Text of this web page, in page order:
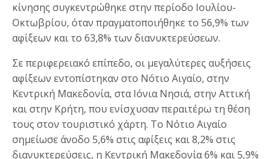
κίνησης συγκεντρώθηκε στην περίοδο Ιουλίου-
Οκτωβρίου, όταν πραγματοποιήθηκε το 56,9% των
αφίξεων και το 63,8% των διανυκτερεύσεων.
Σε περιφερειακό επίπεδο, οι μεγαλύτερες αυξήσεις
αφίξεων εντοπίστηκαν στο Νότιο Αιγαίο, στην
Κεντρική Μακεδονία, στα Ιόνια Νησιά, στην Αττική
και στην Κρήτη, που ενίσχυσαν περαιτέρω τη θέση
τους στον τουριστικό χάρτη. Το Νότιο Αιγαίο
σημείωσε άνοδο 5,6% στις αφίξεις και 8,2% στις
διανυκτερεύσεις, η Κεντρική Μακεδονία 6% και 5,9%